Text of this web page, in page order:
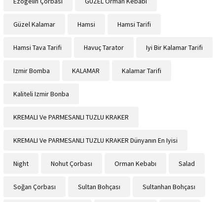
Güzel Kalamar Hamsi Hamsi Tarifi
Hamsi Tava Tarifi Havuç Tarator Iyi Bir Kalamar Tarifi
Izmir Bomba KALAMAR Kalamar Tarifi
Kaliteli Izmir Bonba
KREMALI Ve PARMESANLI TUZLU KRAKER
KREMALI Ve PARMESANLI TUZLU KRAKER Dünyanın En Iyisi
Night Nohut Çorbası Orman Kebabı Salad
Soğan Çorbası Sultan Bohçası Sultanhan Bohçası